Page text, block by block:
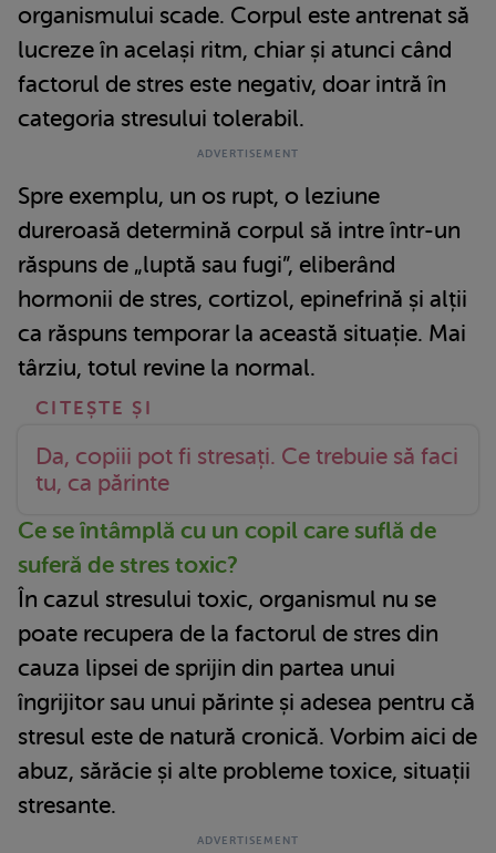
organismului scade. Corpul este antrenat să
lucreze în același ritm, chiar și atunci când
factorul de stres este negativ, doar intră în
categoria stresului tolerabil.
Spre exemplu, un os rupt, o leziune
dureroasă determină corpul să intre într-un
răspuns de „luptă sau fugi”, eliberând
hormonii de stres, cortizol, epinefrină și alții
ca răspuns temporar la această situație. Mai
târziu, totul revine la normal.
Da, copiii pot fi stresați. Ce trebuie să faci
tu, ca părinte
Ce se întâmplă cu un copil care suflă de
suferă de stres toxic?
În cazul stresului toxic, organismul nu se
poate recupera de la factorul de stres din
cauza lipsei de sprijin din partea unui
îngrijitor sau unui părinte și adesea pentru că
stresul este de natură cronică. Vorbim aici de
abuz, sărăcie și alte probleme toxice, situații
stresante.